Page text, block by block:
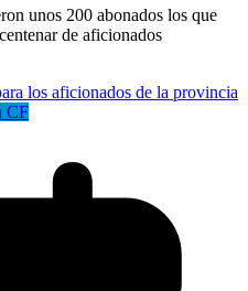
unos 200 abonados los que
de aficionados
CF